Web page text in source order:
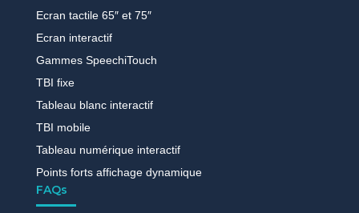
Ecran tactile 65″ et 75″
Ecran interactif
Gammes SpeechiTouch
TBI fixe
Tableau blanc interactif
TBI mobile
Tableau numérique interactif
Points forts affichage dynamique
FAQs